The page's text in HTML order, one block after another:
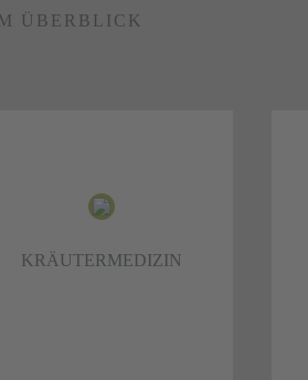
ÜBERBLICK
KRÄUTERMEDIZIN